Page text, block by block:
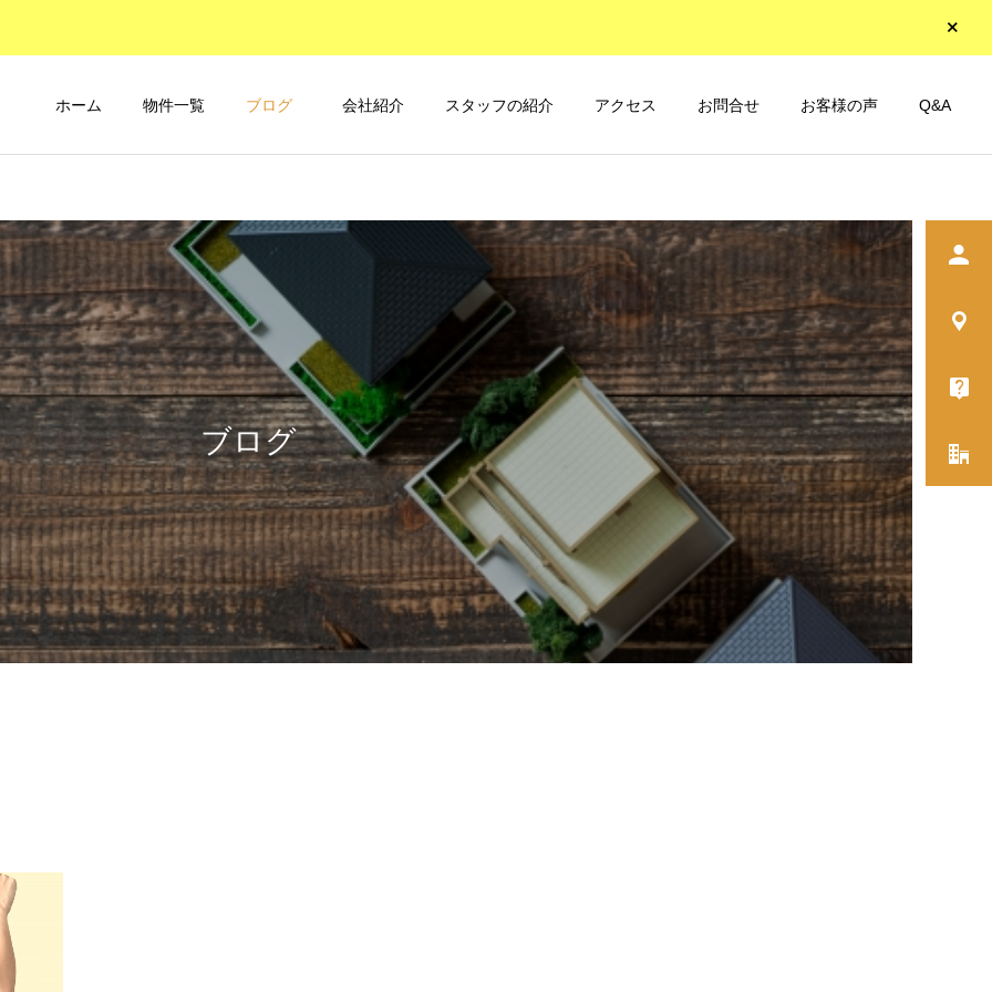
ホーム 物件一覧 ブログ 会社紹介 スタッフの紹介 アクセス お問合せ お客様の声 Q&A
ブログ